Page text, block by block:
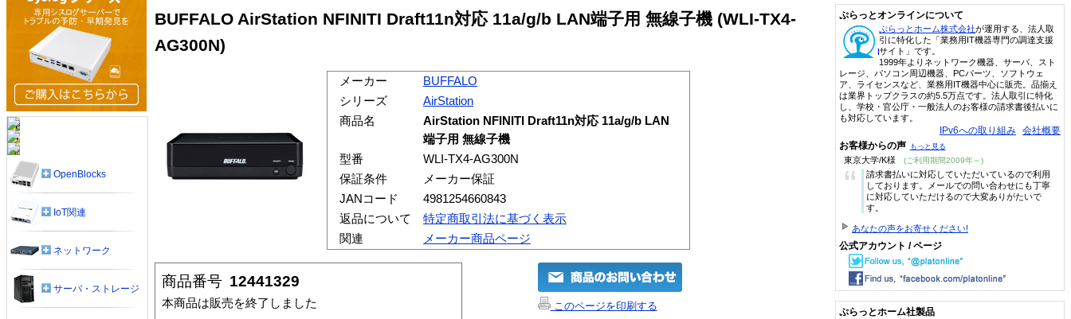
BUFFALO AirStation NFINITI Draft11n対応 11a/g/b LAN端子用 無線子機 (WLI-TX4-
AG300N)
メーカー
BUFFALO
シリーズ
AirStation
商品名
AirStation NFINITI Draft11n対応 11a/g/b LAN
端子用 無線子機
型番
WLI-TX4-AG300N
保証条件
メーカー保証
JANコード
4981254660843
返品について
特定商取引法に基づく表示
関連
メーカー商品ページ
商品番号 12441329
本商品は販売を終了しました
このページを印刷する
OpenBlocks
IoT関連
ネットワーク
サーバ・ストレージ
ぷらっとオンラインについて
ぷらっとホーム株式会社が運用する、法人取
引に特化した「業務用IT機器専門の調達支援
サイト」です。
1999年よりネットワーク機器、サーバ、スト
レージ、パソコン周辺機器、PCパーツ、ソフトウェ
ア、ライセンスなど、業務用IT機器中心に販売。品揃え
は業界トップクラスの約5.5万点です。法人取引に特化
し、学校・官公庁・一般法人のお客様の請求書後払いに
も対応しています。
IPv6への取り組み 会社概要
お客様からの声 もっと見る
東京大学/K様 (ご利用期間2009年～)
“
請求書払いに対応していただいているので利用
しております。メールでの問い合わせにも丁寧
に対応していただけるので大変ありがたいで
す。
あなたの声をお寄せください!
公式アカウント / ページ
ぷらっとホーム社製品